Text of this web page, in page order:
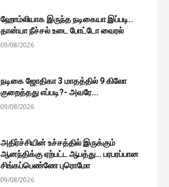
ஹோம்லியாக இருந்த நடிகையா இப்படி..
தான்யா நீச்சல் உடை போட்டோ வைரல்
09/08/2026
நடிகை ஜோதிகா 3 மாதத்தில் 9 கிலோ
குறைத்தது எப்படி?- அவரே...
09/08/2026
அதிர்ச்சியின் உச்சத்தில் இருக்கும்
ஆனந்திக்கு ஏற்பட்ட ஆபத்து… பரபரப்பான
சிங்கப்பெண்ணே புரொமோ
09/08/2026